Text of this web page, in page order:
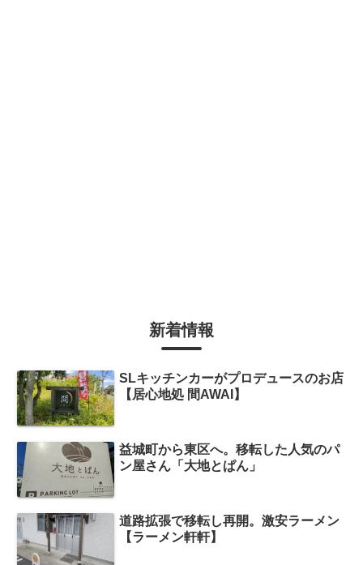
新着情報
SLキッチンカーがプロデュースのお店
【居心地処 間AWAI】
益城町から東区へ。移転した人気のパ
ン屋さん「大地とぱん」
道路拡張で移転し再開。激安ラーメン
【ラーメン軒軒】